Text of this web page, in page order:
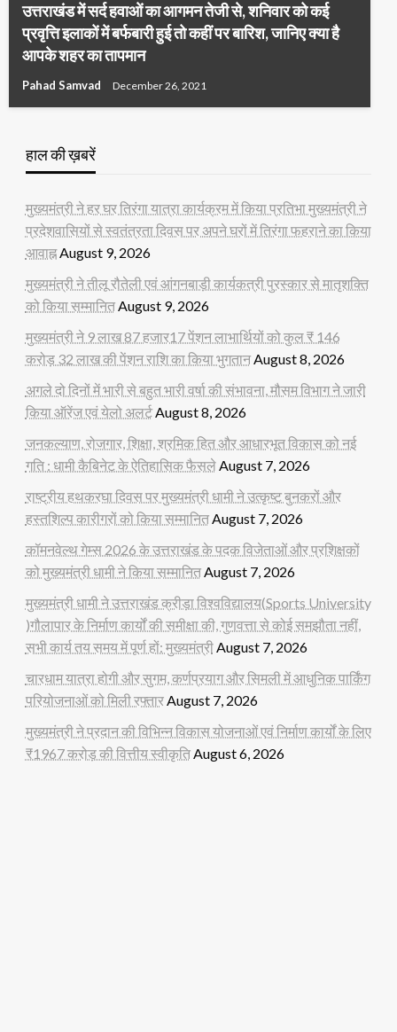
उत्तराखंड में सर्द हवाओं का आगमन तेजी से, शनिवार को कई
प्रवृत्ति इलाकों में बर्फबारी हुई तो कहीं पर बारिश, जानिए क्या है
आपके शहर का तापमान
Pahad Samvad December 26, 2021
हाल की ख़बरें
मुख्यमंत्री ने हर घर तिरंगा यात्रा कार्यक्रम में किया प्रतिभा मुख्यमंत्री ने
प्रदेशवासियों से स्वतंत्रता दिवस पर अपने घरों में तिरंगा फहराने का किया
आवाह्नAugust 9, 2026
मुख्यमंत्री ने तीलू रौतेली एवं आंगनबाड़ी कार्यकत्री पुरस्कार से मातृशक्ति
को किया सम्मानितAugust 9, 2026
मुख्यमंत्री ने 9 लाख 87 हजार17 पेंशन लाभार्थियों को कुल ₹ 146
करोड़ 32 लाख की पेंशन राशि का किया भुगतानAugust 8, 2026
अगले दो दिनों में भारी से बहुत भारी वर्षा की संभावना, मौसम विभाग ने जारी
किया ऑरेंज एवं येलो अलर्टAugust 8, 2026
जनकल्याण, रोजगार, शिक्षा, श्रमिक हित और आधारभूत विकास को नई
गति : धामी कैबिनेट के ऐतिहासिक फैसलेAugust 7, 2026
राष्ट्रीय हथकरघा दिवस पर मुख्यमंत्री धामी ने उत्कृष्ट बुनकरों और
हस्तशिल्प कारीगरों को किया सम्मानितAugust 7, 2026
कॉमनवेल्थ गेम्स 2026 के उत्तराखंड के पदक विजेताओं और प्रशिक्षकों
को मुख्यमंत्री धामी ने किया सम्मानितAugust 7, 2026
मुख्यमंत्री धामी ने उत्तराखंड क्रीड़ा विश्वविद्यालय(Sports University
)गौलापार के निर्माण कार्यों की समीक्षा की, गुणवत्ता से कोई समझौता नहीं,
सभी कार्य तय समय में पूर्ण हों: मुख्यमंत्रीAugust 7, 2026
चारधाम यात्रा होगी और सुगम, कर्णप्रयाग और सिमली में आधुनिक पार्किंग
परियोजनाओं को मिली रफ्तारAugust 7, 2026
मुख्यमंत्री ने प्रदान की विभिन्न विकास योजनाओं एवं निर्माण कार्यों के लिए
₹1967 करोड़ की वित्तीय स्वीकृतिAugust 6, 2026